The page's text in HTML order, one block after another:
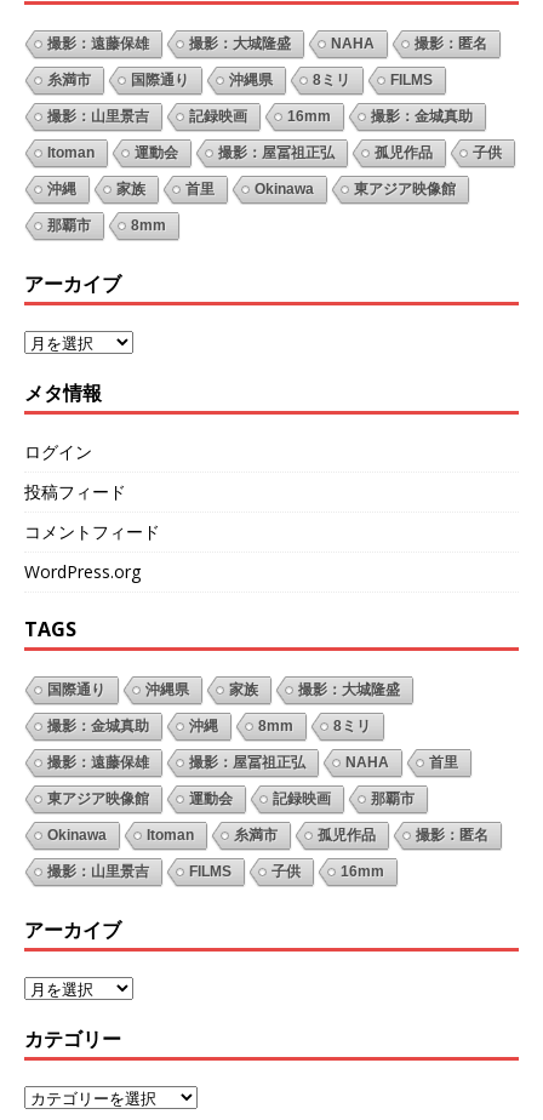
撮影：遠藤保雄 撮影：大城隆盛 NAHA 撮影：匿名
糸満市 国際通り 沖縄県 8ミリ FILMS
撮影：山里景吉 記録映画 16mm 撮影：金城真助
Itoman 運動会 撮影：屋冨祖正弘 孤児作品 子供
沖縄 家族 首里 Okinawa 東アジア映像館
那覇市 8mm
アーカイブ
メタ情報
ログイン
投稿フィード
コメントフィード
WordPress.org
TAGS
国際通り 沖縄県 家族 撮影：大城隆盛
撮影：金城真助 沖縄 8mm 8ミリ
撮影：遠藤保雄 撮影：屋冨祖正弘 NAHA 首里
東アジア映像館 運動会 記録映画 那覇市
Okinawa Itoman 糸満市 孤児作品 撮影：匿名
撮影：山里景吉 FILMS 子供 16mm
アーカイブ
カテゴリー